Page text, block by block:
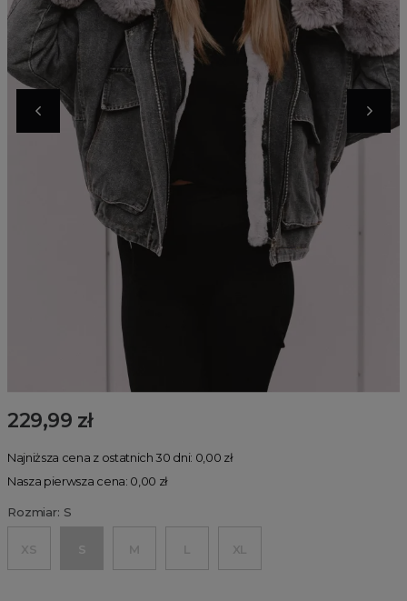
229,99 zł
Najniższa cena z ostatnich 30 dni: 0,00 zł
Nasza pierwsza cena: 0,00 zł
Rozmiar: S
XS S M L XL